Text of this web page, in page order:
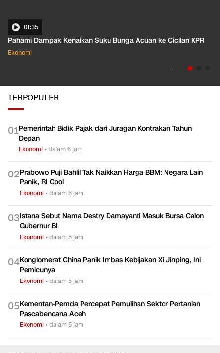
01:35
Pahami Dampak Kenaikan Suku Bunga Acuan ke Cicilan KPR
Ekonomi
TERPOPULER
01Pemerintah Bidik Pajak dari Juragan Kontrakan Tahun
Depan
Ekonomi •dalam 6 jam
02Prabowo Puji Bahlil Tak Naikkan Harga BBM: Negara Lain
Panik, RI Cool
Ekonomi •dalam 6 jam
03Istana Sebut Nama Destry Damayanti Masuk Bursa Calon
Gubernur BI
Ekonomi •dalam 5 jam
04Konglomerat China Panik Imbas Kebijakan Xi Jinping, Ini
Pemicunya
Ekonomi •dalam 5 jam
05Kementan-Pemda Percepat Pemulihan Sektor Pertanian
Pascabencana Aceh
Ekonomi •dalam 5 jam